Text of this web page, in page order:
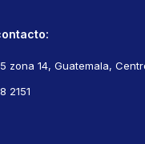
zona 14, Guatemala,
2151